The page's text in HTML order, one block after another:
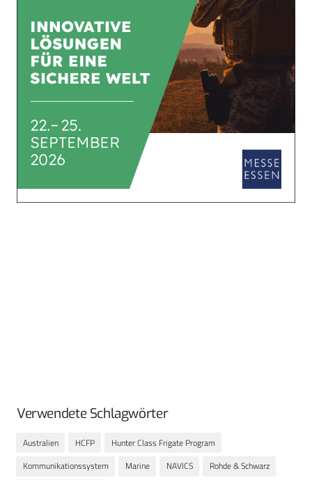
Verwendete Schlagwörter
Australien HCFP
Hunter Class Frigate Program
Kommunikationssystem
Marine NAVICS
Rohde & Schwarz